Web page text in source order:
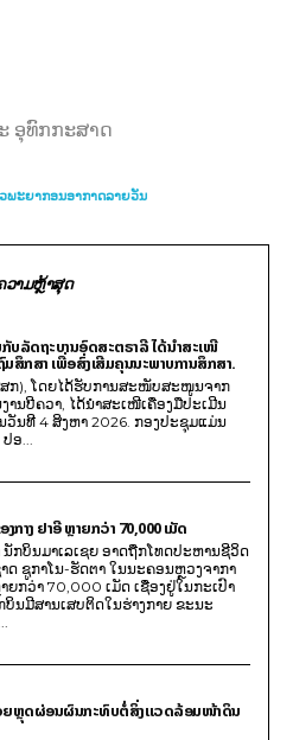
ອຸທົກກະສາດ
ພະຍາກອນອາກາດລາຍວັນ
ວາມຫຼ້າສຸດ
ບລັດຖະບານອົດສະຕຣາລີ ໄດ້ນຳສະເໜີ
ສຶກສາ ເພື່ອສົ່ງເສີມຄຸນນະພາບການສຶກສາ.
ກ), ໂດຍໄດ້ຮັບການສະໜັບສະໜູນຈາກ
ນບີຄວາ, ໄດ້ນຳສະເໜີເຄື່ອງມືປະເມີນ
ວັນທີ 4 ສິງຫາ 2026. ກອງປະຊຸມແມ່ນ
ອ...
າງ ຢາອີ ຫຼາຍກວ່າ 70,000 ເມັດ
ນັກບິນມາເລເຊຍ ອາດຖືກໂທດປະຫານຊີວິດ
ຊູກາໂນ-ຮັດຕາ ໃນນະຄອນຫຼວງຈາກາ
ຍກວ່າ 70,000 ເມັດ ເຊື່ອງຢູ່ໃນກະເປົາ
ນມີສານເສບຕິດໃນຮ່າງກາຍ ຂະນະ
ຍຫຼຸດຜ່ອນຜົນກະທົບຕໍ່ສິ່ງແວດລ້ອມໜ້າດິນ